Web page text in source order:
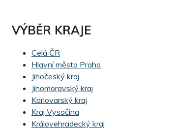
VÝBĚR KRAJE
Celá ČR
Hlavní město Praha
Jihočeský kraj
Jihomoravský kraj
Karlovarský kraj
Kraj Vysočina
Královehradecký kraj